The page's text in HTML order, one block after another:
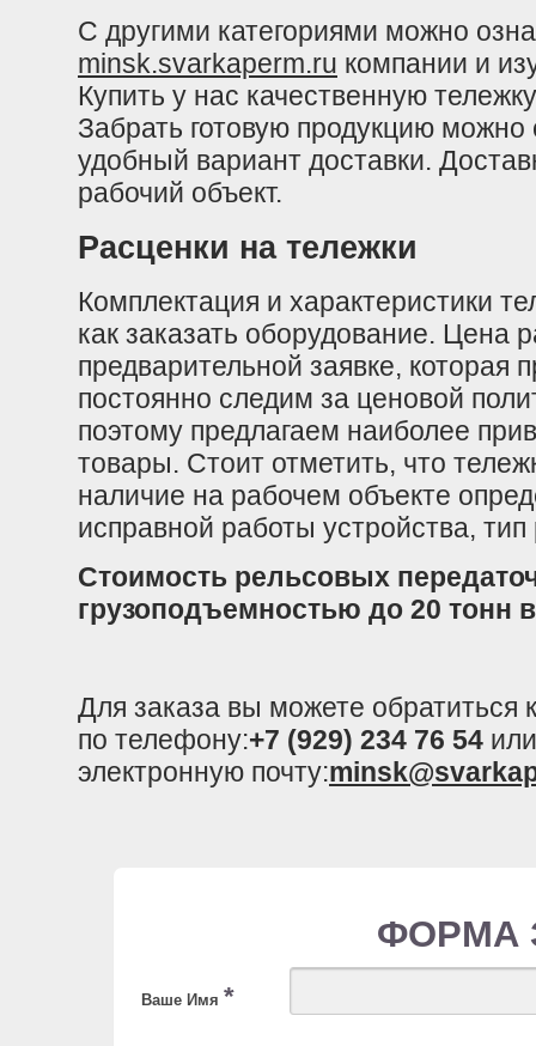
С другими категориями можно
minsk.svarkaperm.ru компании и
Купить у нас качественную
Забрать готовую продукцию
удобный вариант доставки.
рабочий объект.
Расценки на тележки
Комплектация и характеристики
как заказать оборудование. Цена
предварительной заявке,
постоянно следим за ценовой
поэтому предлагаем наиболее
товары. Стоит отметить, что
наличие на рабочем объекте
исправной работы устройства,
Стоимость рельсовых
грузоподъемностью до 20 тонн
Для заказа вы можете
по телефону:+7 (929) 234 76 54
электронную почту:
ФОРМА
Ваше Имя *